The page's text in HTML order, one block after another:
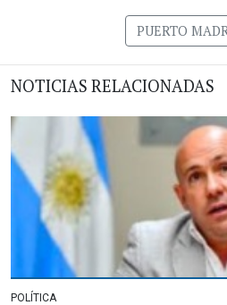
PUERTO
NOTICIAS RELACIONADAS
POLÍTICA